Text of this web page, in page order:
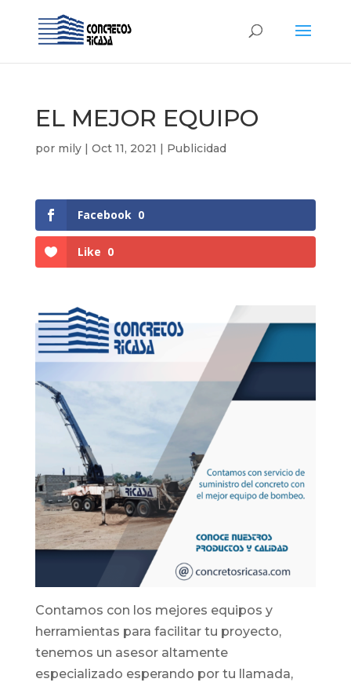
EL MEJOR EQUIPO
por mily| Oct 11, 2021 | Publicidad
Facebook 0
Like 0
Contamos con los mejores equipos y
herramientas para facilitar tu proyecto,
tenemos un asesor altamente
especializado esperando por tu llamada,